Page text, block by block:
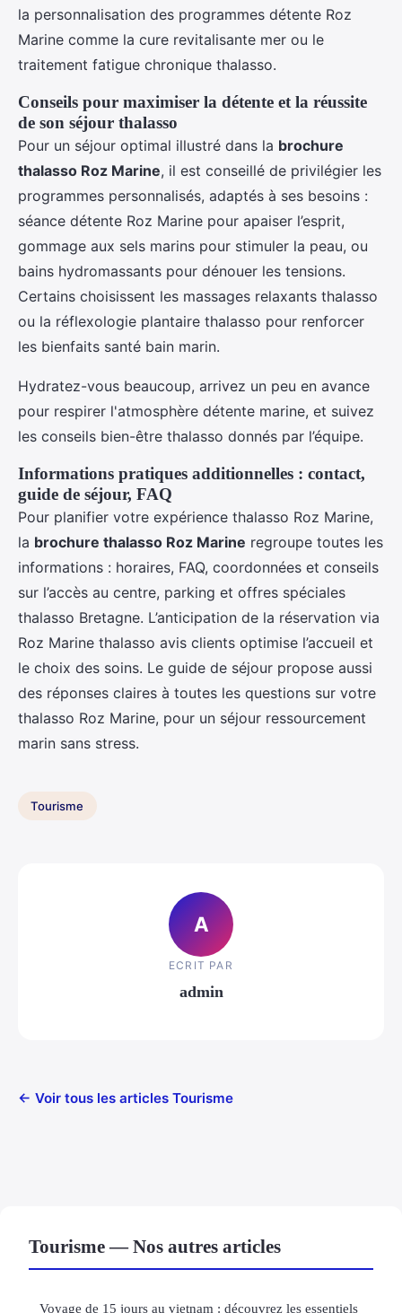
la personnalisation des programmes détente Roz
Marine comme la cure revitalisante mer ou le
traitement fatigue chronique thalasso.
Conseils pour maximiser la détente et la réussite
de son séjour thalasso
Pour un séjour optimal illustré dans la brochure
thalasso Roz Marine, il est conseillé de privilégier les
programmes personnalisés, adaptés à ses besoins :
séance détente Roz Marine pour apaiser l’esprit,
gommage aux sels marins pour stimuler la peau, ou
bains hydromassants pour dénouer les tensions.
Certains choisissent les massages relaxants thalasso
ou la réflexologie plantaire thalasso pour renforcer
les bienfaits santé bain marin.
Hydratez-vous beaucoup, arrivez un peu en avance
pour respirer l'atmosphère détente marine, et suivez
les conseils bien-être thalasso donnés par l’équipe.
Informations pratiques additionnelles : contact,
guide de séjour, FAQ
Pour planifier votre expérience thalasso Roz Marine,
la brochure thalasso Roz Marine regroupe toutes les
informations : horaires, FAQ, coordonnées et conseils
sur l’accès au centre, parking et offres spéciales
thalasso Bretagne. L’anticipation de la réservation via
Roz Marine thalasso avis clients optimise l’accueil et
le choix des soins. Le guide de séjour propose aussi
des réponses claires à toutes les questions sur votre
thalasso Roz Marine, pour un séjour ressourcement
marin sans stress.
Tourisme
A
ECRIT PAR
admin
← Voir tous les articles Tourisme
Tourisme — Nos autres articles
Voyage de 15 jours au vietnam : découvrez les essentiels